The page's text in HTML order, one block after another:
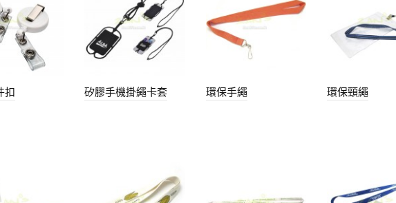
扣 矽膠手機掛繩卡套 環保手繩 環保頸繩